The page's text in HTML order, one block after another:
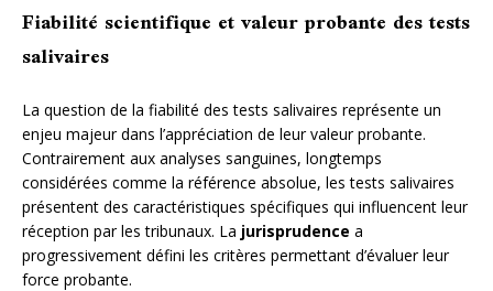
Fiabilité scientifique et valeur probante des tests
salivaires
La question de la fiabilité des tests salivaires représente un
enjeu majeur dans l’appréciation de leur valeur probante.
Contrairement aux analyses sanguines, longtemps
considérées comme la référence absolue, les tests salivaires
présentent des caractéristiques spécifiques qui influencent leur
réception par les tribunaux. La jurisprudence a
progressivement défini les critères permettant d’évaluer leur
force probante.